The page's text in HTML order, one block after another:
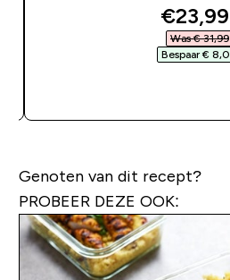
€23,99‎
Was € 31,99‎
Bespaar €
Genoten van dit recept?
PROBEER DEZE OOK: